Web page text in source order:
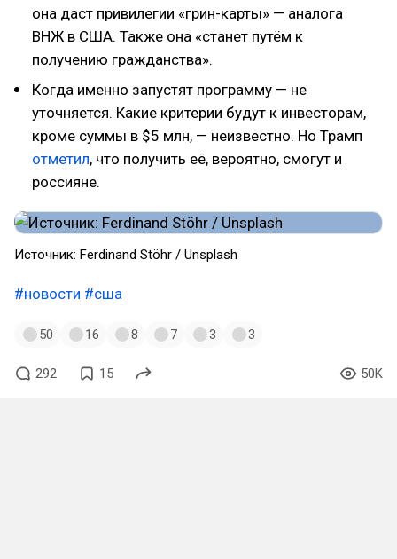
она даст привилегии «грин-карты» — аналога
ВНЖ в США. Также она «станет путём к
получению гражданства».
Когда именно запустят программу — не
уточняется. Какие критерии будут к инвесторам,
кроме суммы в $5 млн, — неизвестно. Но Трамп
отметил, что получить её, вероятно, смогут и
россияне.
Источник: Ferdinand Stöhr / Unsplash
#новости #сша
50 16 8 7 3 3
292 15 50K